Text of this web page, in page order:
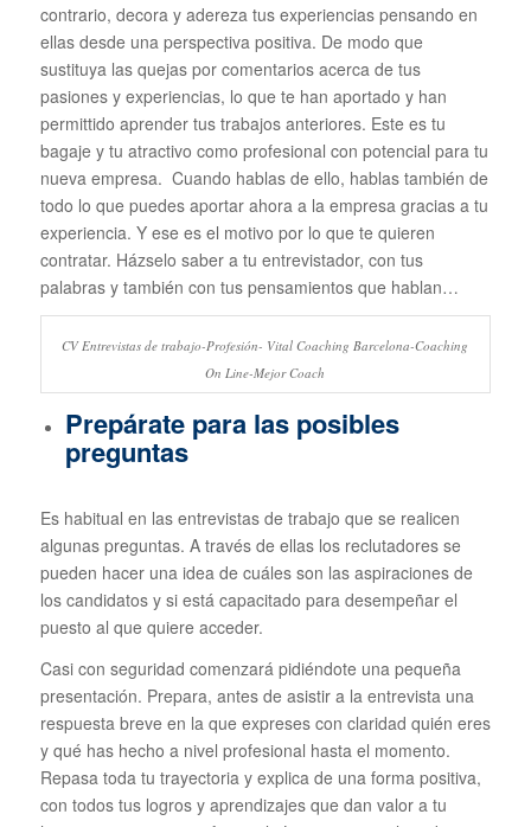
contrario, decora y adereza tus experiencias pensando en
ellas desde una perspectiva positiva. De modo que
sustituya las quejas por comentarios acerca de tus
pasiones y experiencias, lo que te han aportado y han
permittido aprender tus trabajos anteriores. Este es tu
bagaje y tu atractivo como profesional con potencial para tu
nueva empresa. Cuando hablas de ello, hablas también de
todo lo que puedes aportar ahora a la empresa gracias a tu
experiencia. Y ese es el motivo por lo que te quieren
contratar. Házselo saber a tu entrevistador, con tus
palabras y también con tus pensamientos que hablan…
CV Entrevistas de trabajo-Profesión- Vital Coaching Barcelona-Coaching
On Line-Mejor Coach
Prepárate para las posibles
preguntas
Es habitual en las entrevistas de trabajo que se realicen
algunas preguntas. A través de ellas los reclutadores se
pueden hacer una idea de cuáles son las aspiraciones de
los candidatos y si está capacitado para desempeñar el
puesto al que quiere acceder.
Casi con seguridad comenzará pidiéndote una pequeña
presentación. Prepara, antes de asistir a la entrevista una
respuesta breve en la que expreses con claridad quién eres
y qué has hecho a nivel profesional hasta el momento.
Repasa toda tu trayectoria y explica de una forma positiva,
con todos tus logros y aprendizajes que dan valor a tu